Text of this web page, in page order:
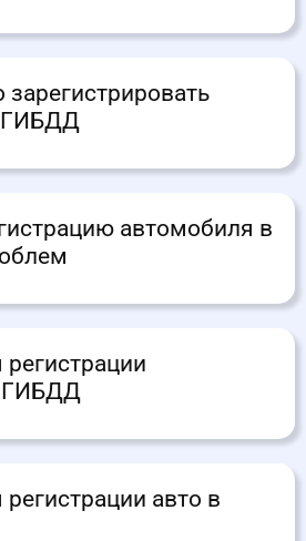
ГИБДД
автомобиля в
ГИБДД
авто в